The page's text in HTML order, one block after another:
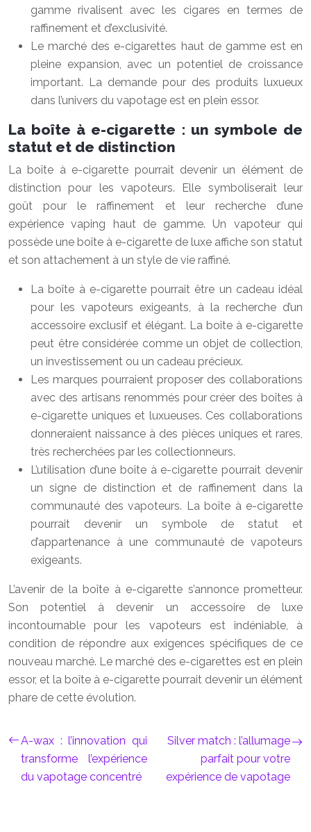
gamme rivalisent avec les cigares en termes de
raffinement et d’exclusivité.
Le marché des e-cigarettes haut de gamme est en
pleine expansion, avec un potentiel de croissance
important. La demande pour des produits luxueux
dans l’univers du vapotage est en plein essor.
La boîte à e-cigarette : un symbole de
statut et de distinction
La boîte à e-cigarette pourrait devenir un élément de
distinction pour les vapoteurs. Elle symboliserait leur
goût pour le raffinement et leur recherche d’une
expérience vaping haut de gamme. Un vapoteur qui
possède une boîte à e-cigarette de luxe affiche son statut
et son attachement à un style de vie raffiné.
La boîte à e-cigarette pourrait être un cadeau idéal
pour les vapoteurs exigeants, à la recherche d’un
accessoire exclusif et élégant. La boîte à e-cigarette
peut être considérée comme un objet de collection,
un investissement ou un cadeau précieux.
Les marques pourraient proposer des collaborations
avec des artisans renommés pour créer des boîtes à
e-cigarette uniques et luxueuses. Ces collaborations
donneraient naissance à des pièces uniques et rares,
très recherchées par les collectionneurs.
L’utilisation d’une boîte à e-cigarette pourrait devenir
un signe de distinction et de raffinement dans la
communauté des vapoteurs. La boîte à e-cigarette
pourrait devenir un symbole de statut et
d’appartenance à une communauté de vapoteurs
exigeants.
L’avenir de la boîte à e-cigarette s’annonce prometteur.
Son potentiel à devenir un accessoire de luxe
incontournable pour les vapoteurs est indéniable, à
condition de répondre aux exigences spécifiques de ce
nouveau marché. Le marché des e-cigarettes est en plein
essor, et la boîte à e-cigarette pourrait devenir un élément
phare de cette évolution.
A-wax : l’innovation qui
transforme l’expérience
du vapotage concentré
Silver match : l’allumage
parfait pour votre
expérience de vapotage